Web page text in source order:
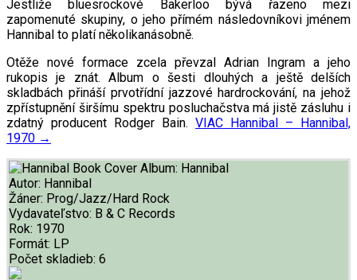
Jestliže bluesrockové Bakerloo bývá řazeno mezi
zapomenuté skupiny, o jeho přímém následovníkovi jménem
Hannibal to platí několikanásobně.
Otěže nové formace zcela převzal Adrian Ingram a jeho
rukopis je znát. Album o šesti dlouhých a ještě delších
skladbách přináší prvotřídní jazzové hardrockování, na jehož
zpřístupnění širšímu spektru posluchačstva má jistě zásluhu i
zdatný producent Rodger Bain. VIAC Hannibal – Hannibal,
1970 →
Album: Hannibal
Autor: Hannibal
Žáner: Prog/Jazz/Hard Rock
Vydavateľstvo: B & C Records
Rok: 1970
Formát: LP
Počet skladieb: 6